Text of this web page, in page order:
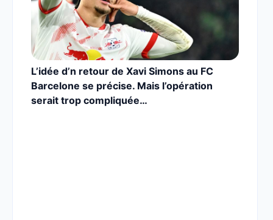
L’idée d’n retour de Xavi Simons au FC
Barcelone se précise. Mais l’opération
serait trop compliquée…